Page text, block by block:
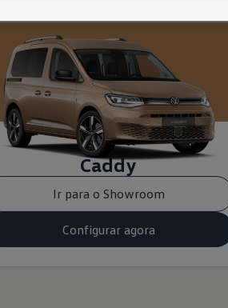
Caddy
Ir para o Showroom
Configurar agora